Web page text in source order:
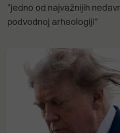
"jedno od najvažnijih
podvodnoj arheologiji"